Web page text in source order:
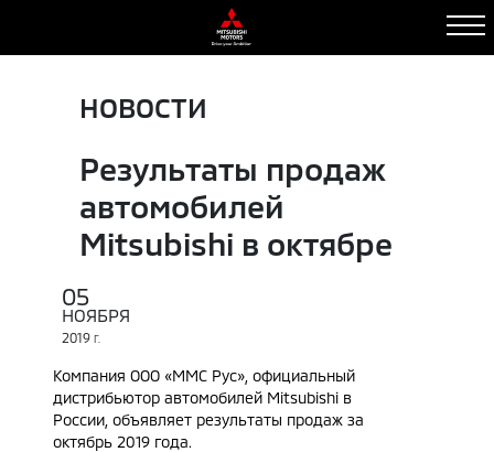
НОВОСТИ
Результаты продаж
автомобилей
Mitsubishi в октябре
05
НОЯБРЯ
2019 Г.
Компания ООО «ММС Рус», официальный
дистрибьютор автомобилей Mitsubishi в
России, объявляет результаты продаж за
октябрь 2019 года.